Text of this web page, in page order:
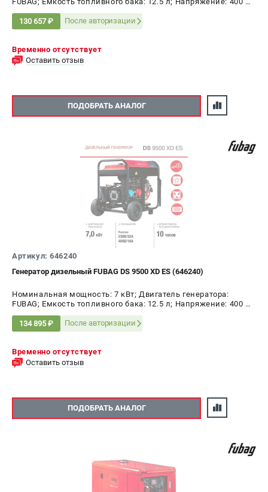
130 657 ₽
После авторизации
Временно отсутствует
Оставить отзыв
ПОДОБРАТЬ АНАЛОГ
Артикул: 646240
Генератор дизельный FUBAG DS 9500 XD ES (646240)
Номинальная мощность: 7 кВт; Двигатель генератора:
FUBAG; Емкость топливного бака: 12.5 л; Напряжение: 400 В;
134 895 ₽
После авторизации
Временно отсутствует
Оставить отзыв
ПОДОБРАТЬ АНАЛОГ